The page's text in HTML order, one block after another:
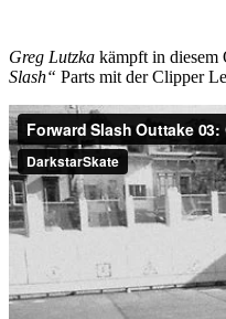
Greg Lutzka kämpft in diesem
Slash“ Parts mit der Clipper